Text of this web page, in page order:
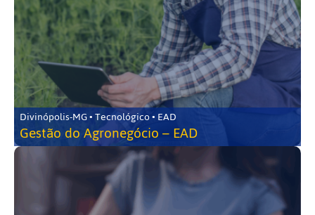
Divinópolis-MG • Tecnológico • EAD
Gestão do Agronegócio – EAD